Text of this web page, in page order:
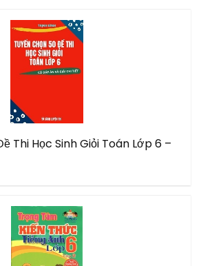
Thi Học Sinh Giỏi Toán Lớp 6 –